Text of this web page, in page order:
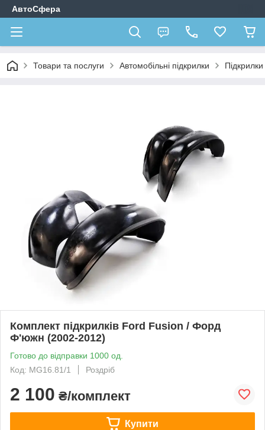
АвтоСфера
Товари та послуги Автомобільні підкрилки
Комплект підкрилків Ford Fusion / Форд
Ф'южн (2002-2012)
Готово до відправки 1000 од.
Код: MG16.81/1
Роздріб
2 100 ₴/комплект
Купити